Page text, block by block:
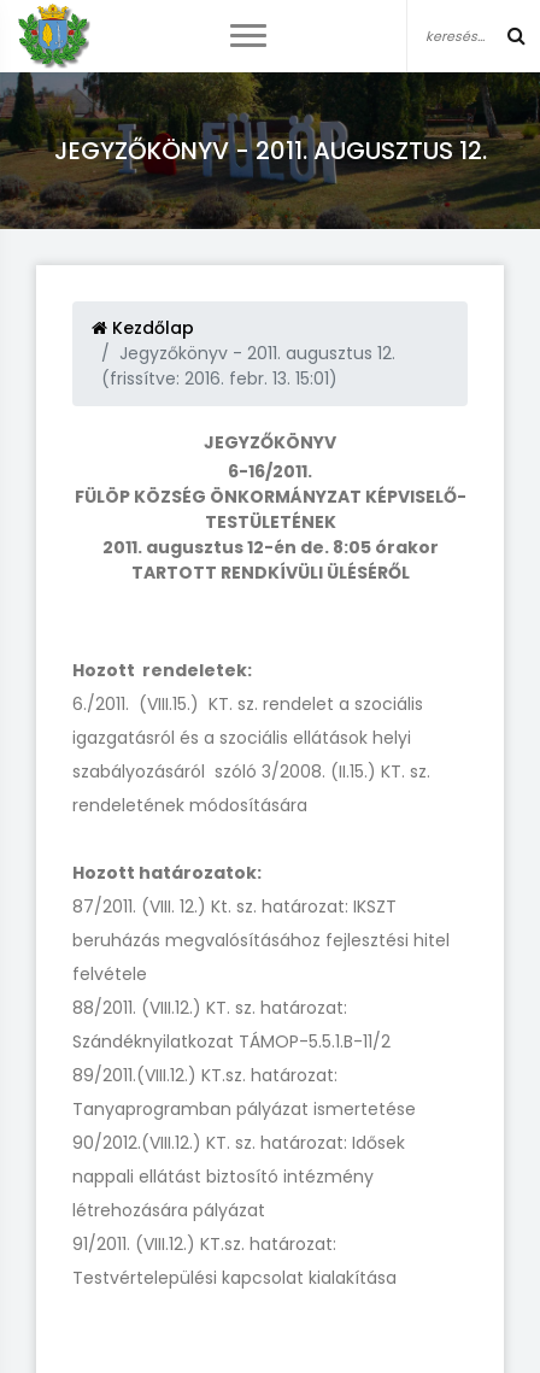
JEGYZŐKÖNYV - 2011. AUGUSZTUS 12.
Kezdőlap
Jegyzőkönyv - 2011. augusztus 12.
(frissítve: 2016. febr. 13. 15:01)
JEGYZŐKÖNYV
6-16/2011.
FÜLÖP KÖZSÉG ÖNKORMÁNYZAT KÉPVISELŐ-
TESTÜLETÉNEK
2011. augusztus 12-én de. 8:05 órakor
TARTOTT RENDKÍVÜLI ÜLÉSÉRŐL
Hozott rendeletek:
6./2011. (VIII.15.) KT. sz. rendelet a szociális
igazgatásról és a szociális ellátások helyi
szabályozásáról szóló 3/2008. (II.15.) KT. sz.
rendeletének módosítására
Hozott határozatok:
87/2011. (VIII. 12.) Kt. sz. határozat: IKSZT
beruházás megvalósításához fejlesztési hitel
felvétele
88/2011. (VIII.12.) KT. sz. határozat:
Szándéknyilatkozat TÁMOP-5.5.1.B-11/2
89/2011.(VIII.12.) KT.sz. határozat:
Tanyaprogramban pályázat ismertetése
90/2012.(VIII.12.) KT. sz. határozat: Idősek
nappali ellátást biztosító intézmény
létrehozására pályázat
91/2011. (VIII.12.) KT.sz. határozat:
Testvértelepülési kapcsolat kialakítása